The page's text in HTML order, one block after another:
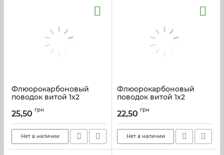
Флюорокарбоновый
поводок витой 1x2
Артикул:
25,50 грн
Нет в наличии
Флюорокарбоновый
поводок витой 1x2
Артикул:
22,50 грн
Нет в наличии